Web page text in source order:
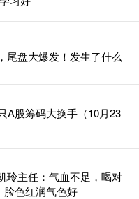
尾盘大爆发！发生了什么
A股筹码大换手（10月23
玲主任：气血不足，喝对
脸色红润气色好